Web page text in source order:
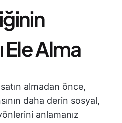
Ele Alma
satın almadan önce,
daha derin sosyal,
anlamanız